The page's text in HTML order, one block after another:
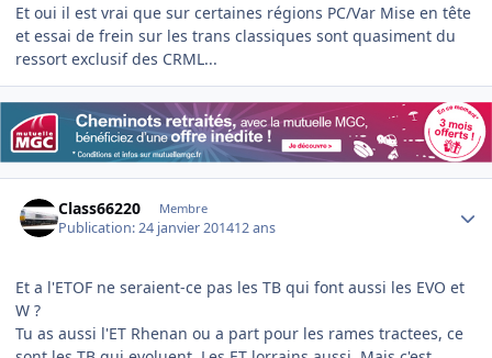
Et oui il est vrai que sur certaines régions PC/Var Mise en tête
et essai de frein sur les trans classiques sont quasiment du
ressort exclusif des CRML...
Class66220 Membre
Publication:24 janvier 201412 ans
Et a l'ETOF ne seraient-ce pas les TB qui font aussi les EVO et
W ?
Tu as aussi l'ET Rhenan ou a part pour les rames tractees, ce